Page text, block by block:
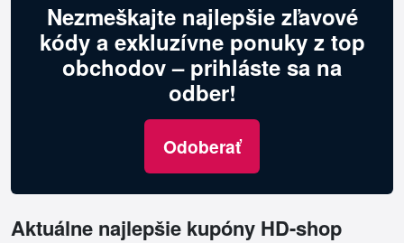
Nezmeškajte najlepšie zľavové
kódy a exkluzívne ponuky z top
obchodov – prihláste sa na
odber!
Odoberať
Aktuálne najlepšie kupóny HD-shop